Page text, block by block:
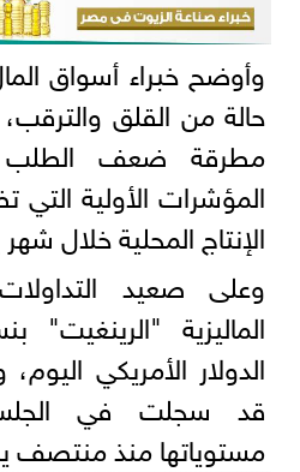
وأوضح خبراء أسواق
حالة من القلق
مطرقة ضعف الطلب
المؤشرات الأولية
الإنتاج المحلية خلال
وعلى صعيد
الدولار الأمريكي
قد سجلت في
مستوياتها منذ منتصف